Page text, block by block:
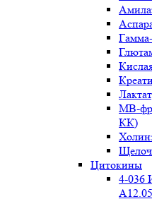
МВ-
КК)
Цитокины
4-036